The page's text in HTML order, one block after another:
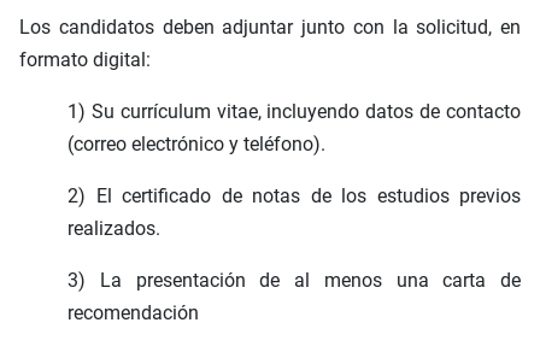
Los candidatos deben adjuntar junto con la solicitud, en
formato digital:
1) Su currículum vitae, incluyendo datos de contacto
(correo electrónico y teléfono).
2) El certificado de notas de los estudios previos
realizados.
3) La presentación de al menos una carta de
recomendación